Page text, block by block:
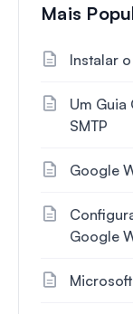
Mais
Instalar
Um
SMTP
Google
Google